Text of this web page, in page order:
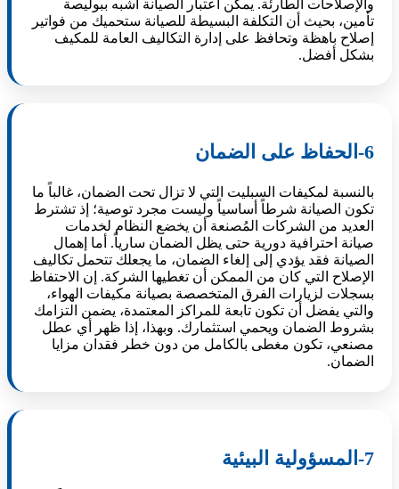
والإصلاحات الطارئة. يمكن اعتبار الصيانة أشبه ببوليصة
تأمين، بحيث أن التكلفة البسيطة للصيانة ستحميك من فواتير
إصلاح باهظة وتحافظ على إدارة التكاليف العامة للمكيف
بشكل أفضل.
6-الحفاظ على الضمان
بالنسبة لمكيفات السبليت التي لا تزال تحت الضمان، غالباً ما
تكون الصيانة شرطاً أساسياً وليست مجرد توصية؛ إذ تشترط
العديد من الشركات المُصنعة أن يخضع النظام لخدمات
صيانة احترافية دورية حتى يظل الضمان سارياً. أما إهمال
الصيانة فقد يؤدي إلى إلغاء الضمان، ما يجعلك تتحمل تكاليف
الإصلاح التي كان من الممكن أن تغطيها الشركة. إن الاحتفاظ
بسجلات لزيارات الفرق المتخصصة بصيانة مكيفات الهواء،
والتي يفضل أن تكون تابعة للمراكز المعتمدة، يضمن التزامك
بشروط الضمان ويحمي استثمارك. وبهذا، إذا ظهر أي عطل
مصنعي، تكون مغطى بالكامل من دون خطر فقدان مزايا
الضمان.
7-المسؤولية البيئية